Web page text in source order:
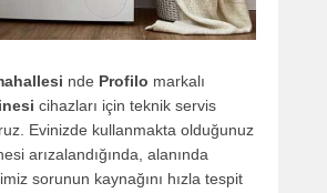
nde Profilo markalı
cihazları için teknik servis
Evinizde kullanmakta olduğunuz
arızalandığında, alanında
sorunun kaynağını hızla tespit